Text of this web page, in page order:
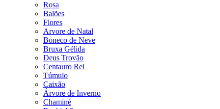
Rosa
Balões
Flores
Arvore de Natal
Boneco de Neve
Bruxa Gélida
Deus Trovão
Centauro Rei
Túmulo
Caixão
Árvore de Inverno
Chaminé